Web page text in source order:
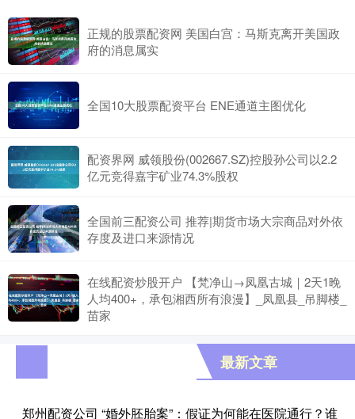
正规的股票配资网 美国白宫：马斯克离开美国政
府的消息属实
全国10大股票配资平台 ENE通道主图优化
配资界网 威领股份(002667.SZ)控股孙公司以2.2
亿元竞得嘉宇矿业74.3%股权
全国前三配资公司 推荐|期货市场大宗商品对外依
存度及进口来源情况
在线配资炒股开户 【梵净山→凤凰古城｜2天1晚
人均400+，承包湘西所有浪漫】_凤凰县_吊脚楼_
苗家
最新文章
郑州配资公司 “婚外胚胎案”：假证为何能在医院通行？谁